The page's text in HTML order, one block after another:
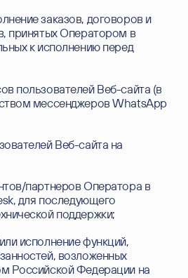
заказов, договоров и
принятых Оператором в
к исполнению перед
пользователей Веб-сайта (в
мессенджеров WhatsApp
Веб-сайта на
партнеров Оператора в
для последующего
поддержки;
исполнение функций,
возложенных
Российской Федерации на